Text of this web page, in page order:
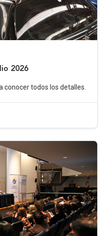
2026
conocer todos los detalles.